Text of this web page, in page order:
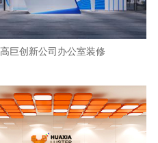
高巨创新公司办公室装修